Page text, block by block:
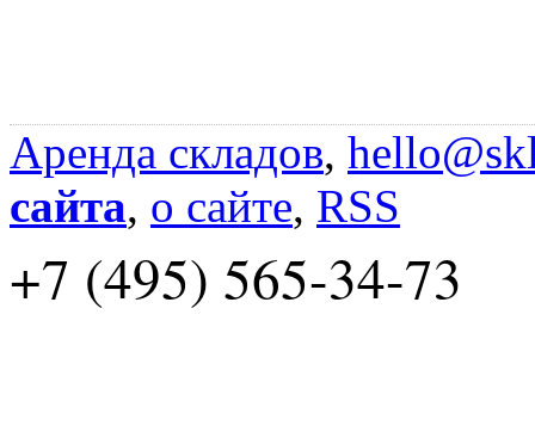
Аренда складов,
сайта, о сайте, RSS
+7 (495) 565-34-73